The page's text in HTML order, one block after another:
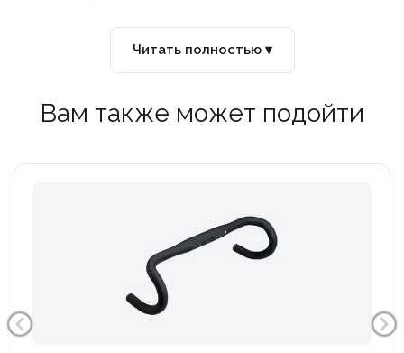
Болты: M6 x 10 FHB
Вес: 145гр пара
Читать полностью ▾
Вам также может подойти